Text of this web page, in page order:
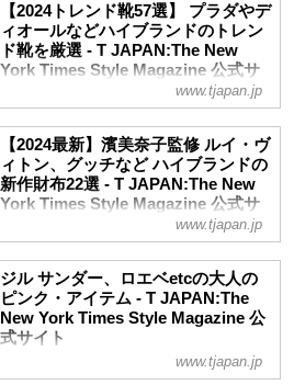
【2024トレンド靴57選】 プラダやデ
ィオールなどハイブランドのトレン
ド靴を厳選 - T JAPAN:The New
York Times Style Magazine 公式サ
ズやクラシックで長く使えるトラッド靴な
ど、大人の足元に上質さをプラスする靴を
おすすめブランドから厳選紹介
www.tjapan.jp
【2024最新】濱美奈子監修 ルイ・ヴ
ィトン、グッチなど ハイブランドの
新作財布22選 - T JAPAN:The New
York Times Style Magazine 公式サ
美奈子によると、風の時代が本格化するた
めの準備期間。長く続いた過去の価値観や
枠組みに縛られず、「自ら学び、軽やかに
行動に移すこと」が時代の風に乗るキーワ
ード。新しい時代を前向きに進み、拓いて
www.tjapan.jp
ジル サンダー、ロエベetcの大人の
ピンク・アイテム - T JAPAN:The
New York Times Style Magazine 公
式サイト
明るく柔和なバイブレーションを放つ、チ
www.tjapan.jp